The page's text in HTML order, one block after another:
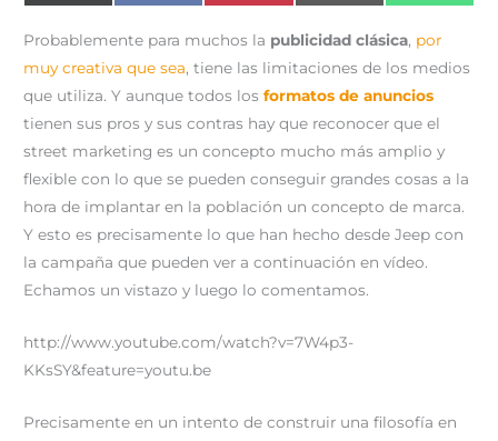
w
i
t
t
e
r
)
b
o
o
k
e
e
s
t
i
l
s
A
p
Probablemente para muchos la publicidad clásica, por
muy creativa que sea, tiene las limitaciones de los medios
que utiliza. Y aunque todos losformatos de anuncios
tienen sus pros y sus contras hay que reconocer que el
street marketing es un concepto mucho más amplio y
flexible con lo que se pueden conseguir grandes cosas a la
hora de implantar en la población un concepto de marca.
Y esto es precisamente lo que han hecho desde Jeep con
la campaña que pueden ver a continuación en vídeo.
Echamos un vistazo y luego lo comentamos.
http://www.youtube.com/watch?v=7W4p3-
KKsSY&feature=youtu.be
Precisamente en un intento de construir una filosofía en